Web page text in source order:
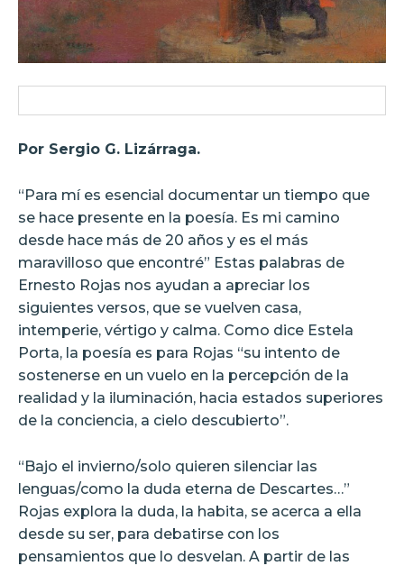
Por Sergio G. Lizárraga.
“Para mí es esencial documentar un tiempo que
se hace presente en la poesía. Es mi camino
desde hace más de 20 años y es el más
maravilloso que encontré” Estas palabras de
Ernesto Rojas nos ayudan a apreciar los
siguientes versos, que se vuelven casa,
intemperie, vértigo y calma. Como dice Estela
Porta, la poesía es para Rojas “su intento de
sostenerse en un vuelo en la percepción de la
realidad y la iluminación, hacia estados superiores
de la conciencia, a cielo descubierto”.
“Bajo el invierno/solo quieren silenciar las
lenguas/como la duda eterna de Descartes…”
Rojas explora la duda, la habita, se acerca a ella
desde su ser, para debatirse con los
pensamientos que lo desvelan. A partir de las